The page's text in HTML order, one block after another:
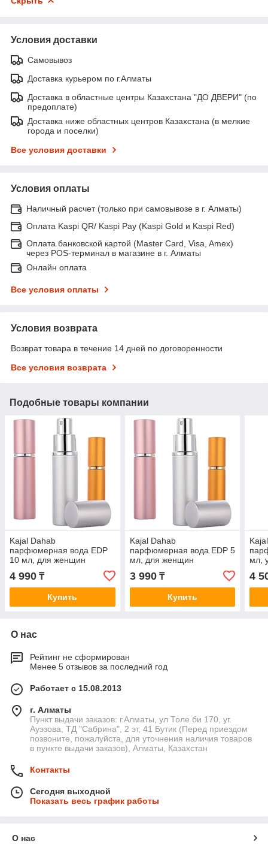
Условия доставки
Самовывоз
Доставка курьером по г.Алматы
Доставка в областные центры Казахстана "ДО ДВЕРИ" (по
предоплате)
Доставка ниже областных центров Казахстана (в мелкие
города и поселки)
Все условия доставки
Условия оплаты
Наличный расчет (только при самовывозе в г. Алматы)
Оплата Kaspi QR/ Kaspi Pay (Kaspi Gold и Kaspi Red)
Оплата банковской картой (Master Card, Visa, Amex)
через POS-терминал в магазине в г. Алматы
Онлайн оплата
Все условия оплаты
Условия возврата
Возврат товара в течение 14 дней по договоренности
Все условия возврата
Подобные товары компании
Kajal Dahab
парфюмерная вода EDP
10 мл, для женщин
4 990 ₸
Купить
Kajal Dahab
парфюмерная вода EDP 5
мл, для женщин
3 990₸
Купить
мл,
4
О нас
Рейтинг не сформирован
Менее 5 отзывов за последний год
Работает с 15.08.2013
г. Алматы
Пункт выдачи заказов: г.Алматы, ул Толе би 170, уг.
Ауэзова, ТД "Сабрина", 2 эт, 41 Бутик (Перед приездом
позвоните, пожалуйста, для уточнения наличия товаров
в пункте выдачи заказов), Алматы, Казахстан
Контакты
Сегодня выходной
Показать весь график работы
О нас